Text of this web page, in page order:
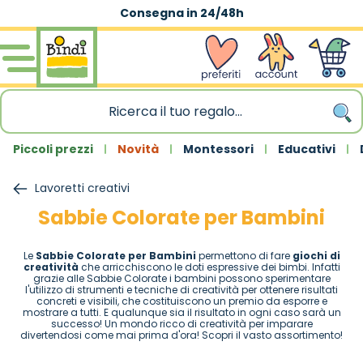
Consegna in 24/48hSpedizione gratuita
Salta al contenuto
wishlist Account Carrello
Piccoli prezzi Novità Montessori Educativi
Lavoretti creativi
Sabbie Colorate per Bambini
LeSabbie Colorate per Bambini permettono di fare giochi di
creatività che arricchiscono le doti espressive dei bimbi. Infatti
grazie alle Sabbie Colorate i bambini possono sperimentare
l'utilizzo di strumenti e tecniche di creatività per ottenere risultati
concreti e visibili, che costituiscono un premio da esporre e
mostrare a tutti. E qualunque sia il risultato in ogni caso sarà un
successo! Un mondo ricco di creatività per imparare
divertendosi come mai prima d'ora! Scopri il vasto assortimento!